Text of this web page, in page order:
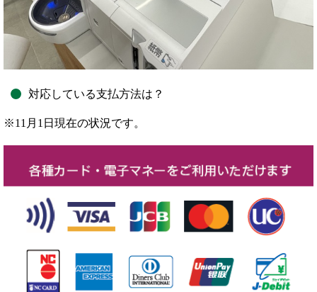
対応している支払方法は？
※11月1日現在の状況です。